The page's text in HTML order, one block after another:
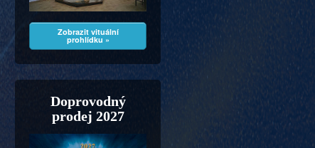
Zobrazit vituální
prohlídku »
Doprovodný
prodej 2027